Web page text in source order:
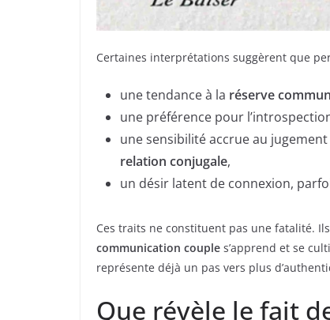
Certaines interprétations suggèrent que
une tendance à la réserve
une préférence pour
une sensibilité accrue au
relation conjugale,
un désir latent de connexion,
Ces traits ne constituent pas une fatalité.
communication couple s’apprend et se
représente déjà un pas vers plus
Que révèle le fait